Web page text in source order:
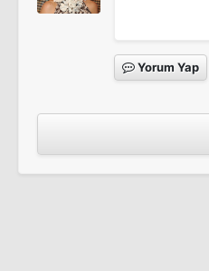
Yorum Yap